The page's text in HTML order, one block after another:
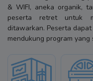
& WIFI, aneka organik,
peserta retret untuk
ditawarkan. Peserta
mendukung program yang